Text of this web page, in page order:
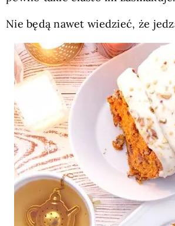
Nie będą nawet wiedzieć, że